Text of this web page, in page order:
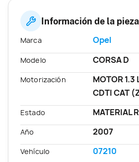
Información de la pieza
Marca Opel
Modelo CORSA D
Motorización
MOTOR 1.3
CDTI CAT
Estado MATERIAL
Año 2007
Vehículo 07210